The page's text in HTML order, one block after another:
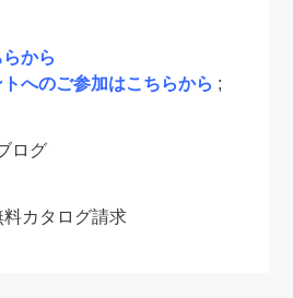
から
へのご参加はこちらから ;
ログ